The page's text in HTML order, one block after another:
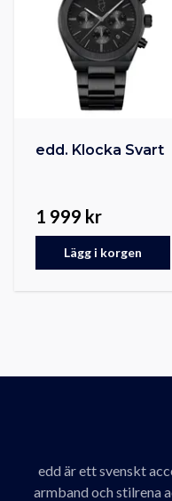
edd. Klocka Svart
1 999 kr
Lägg i korgen
edd är ett svenskt
armband och stilrena